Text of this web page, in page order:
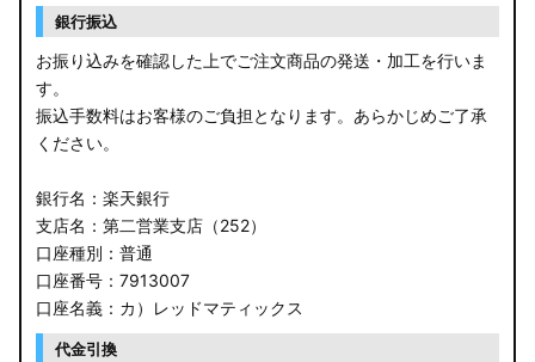
銀行振込
お振り込みを確認した上でご注文商品の発送・加工を行いま
す。
振込手数料はお客様のご負担となります。あらかじめご了承
ください。
銀行名：楽天銀行
支店名：第二営業支店（252）
口座種別：普通
口座番号：7913007
口座名義：カ）レッドマティックス
代金引換